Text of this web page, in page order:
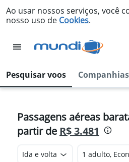
Ao usar nossos serviços, você
nosso uso de Cookies.
Pesquisar voos
Passagens aéreas
partir de R$ 3.481
Ida e volta 1 adulto,